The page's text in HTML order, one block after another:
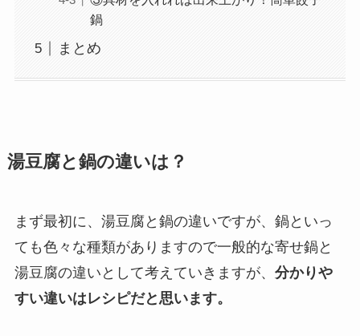
鍋
まとめ
湯豆腐と鍋の違いは？
まず最初に、湯豆腐と鍋の違いですが、鍋といっ
ても色々な種類がありますので一般的な寄せ鍋と
湯豆腐の違いとして考えていきますが、 分かりや
すい違いはレシピだと思います。